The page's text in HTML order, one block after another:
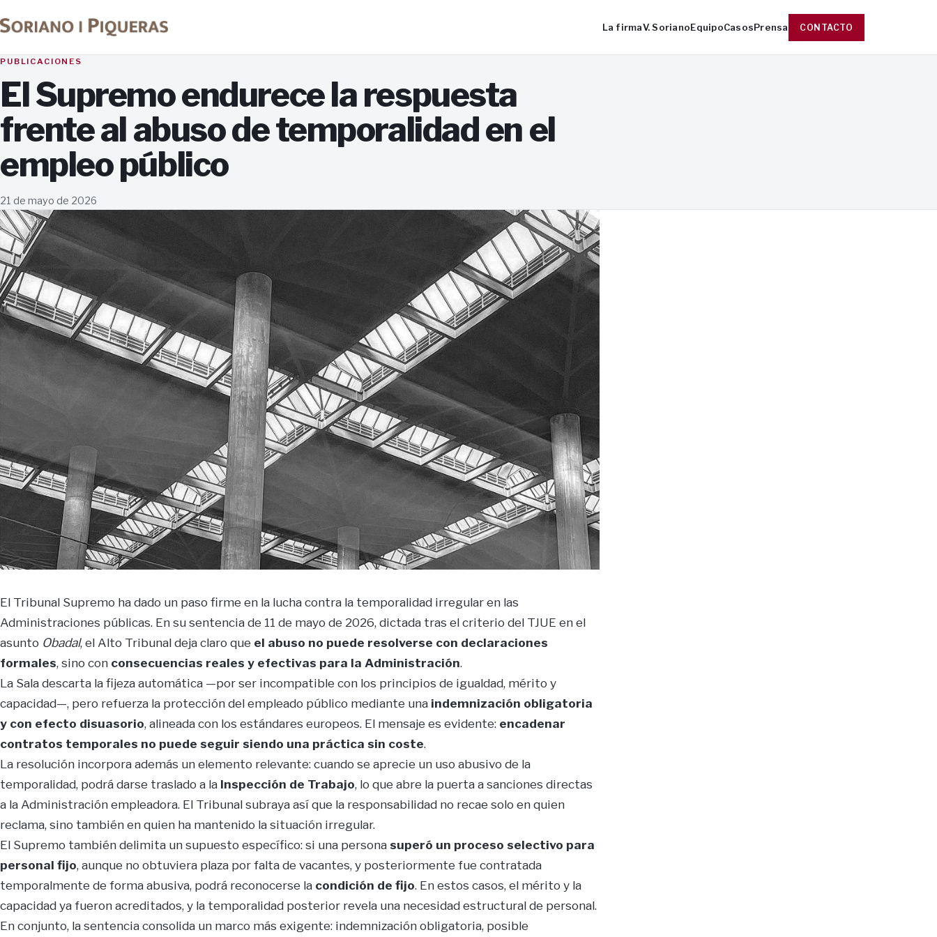
La firmaV. SorianoEquipoCasosPrensa CONTACTO
PUBLICACIONES
El Supremo endurece la respuesta
frente al abuso de temporalidad en el
empleo público
21 de mayo de 2026
El Tribunal Supremo ha dado un paso firme en la lucha contra la temporalidad irregular en las
Administraciones públicas. En su sentencia de 11 de mayo de 2026, dictada tras el criterio del TJUE en el
asunto Obadal, el Alto Tribunal deja claro que el abuso no puede resolverse con declaraciones
formales, sino con consecuencias reales y efectivas para la Administración.
La Sala descarta la fijeza automática —por ser incompatible con los principios de igualdad, mérito y
capacidad—, pero refuerza la protección del empleado público mediante una indemnización obligatoria
y con efecto disuasorio, alineada con los estándares europeos. El mensaje es evidente: encadenar
contratos temporales no puede seguir siendo una práctica sin coste.
La resolución incorpora además un elemento relevante: cuando se aprecie un uso abusivo de la
temporalidad, podrá darse traslado a la Inspección de Trabajo, lo que abre la puerta a sanciones directas
a la Administración empleadora. El Tribunal subraya así que la responsabilidad no recae solo en quien
reclama, sino también en quien ha mantenido la situación irregular.
El Supremo también delimita un supuesto específico: si una persona superó un proceso selectivo para
personal fijo, aunque no obtuviera plaza por falta de vacantes, y posteriormente fue contratada
temporalmente de forma abusiva, podrá reconocerse la condición de fijo. En estos casos, el mérito y la
capacidad ya fueron acreditados, y la temporalidad posterior revela una necesidad estructural de personal.
En conjunto, la sentencia consolida un marco más exigente: indemnización obligatoria, posible